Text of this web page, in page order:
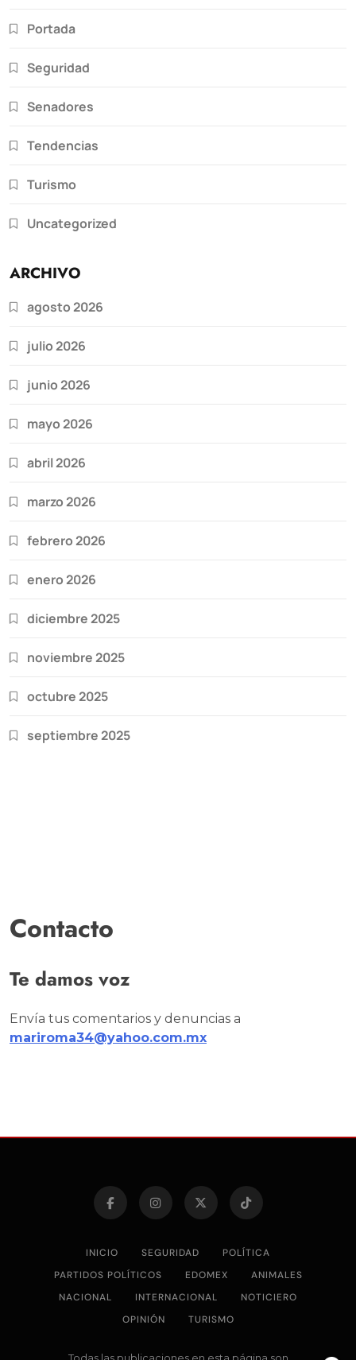
Portada
Seguridad
Senadores
Tendencias
Turismo
Uncategorized
ARCHIVO
agosto 2026
julio 2026
junio 2026
mayo 2026
abril 2026
marzo 2026
febrero 2026
enero 2026
diciembre 2025
noviembre 2025
octubre 2025
septiembre 2025
Contacto
Te damos voz
Envía tus comentarios y denuncias a
mariroma34@yahoo.com.mx
INICIO SEGURIDAD
POLÍTICA
PARTIDOS POLÍTICOS
EDOMEX
ANIMALES
NACIONAL
INTERNACIONAL
NOTICIERO
OPINIÓN
TURISMO